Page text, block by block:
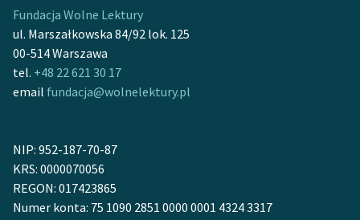
Fundacja Wolne Lektury
ul. Marszałkowska 84/92 lok. 125
00-514 Warszawa
tel. +48 22 621 30 17
email fundacja@wolnelektury.pl
NIP: 952-187-70-87
KRS: 0000070056
REGON: 017423865
Numer konta: 75 1090 2851 0000 0001 4324 3317